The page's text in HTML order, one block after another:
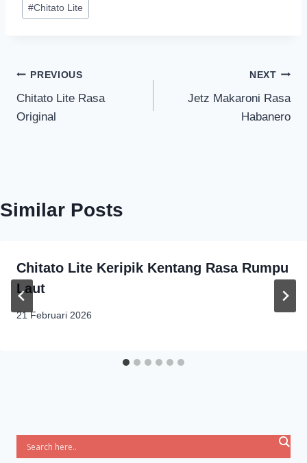
#Chitato Lite
PREVIOUS
Chitato Lite Rasa
Original
NEXT
Jetz Makaroni Rasa
Habanero
Similar Posts
Chitato Lite Keripik Kentang Rasa Rumpu
Laut
21 Februari 2026